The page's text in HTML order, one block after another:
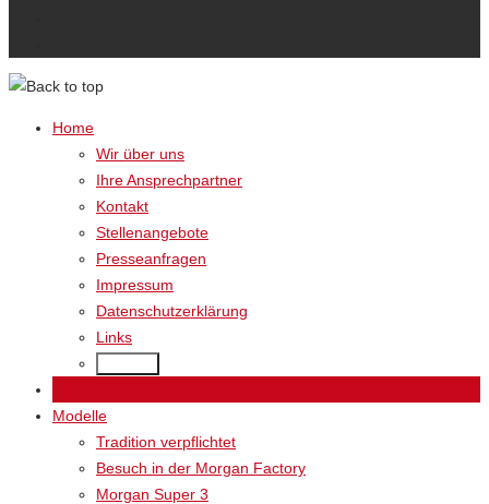
Home
Wir über uns
Ihre Ansprechpartner
Kontakt
Stellenangebote
Presseanfragen
Impressum
Datenschutzerklärung
Links
Modelle
Tradition verpflichtet
Besuch in der Morgan Factory
Morgan Super 3